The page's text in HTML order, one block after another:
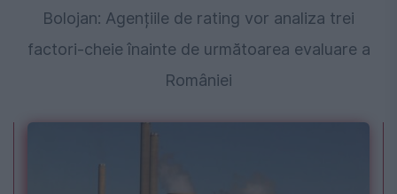
Bolojan: Agențiile de rating vor analiza trei
factori-cheie înainte de următoarea evaluare a
României